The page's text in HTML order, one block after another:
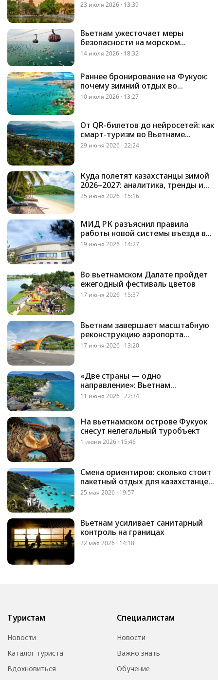
23 июля 2026 · 13:39
Вьетнам ужесточает меры
безопасности на морском
транспорте
14 июля 2026 · 18:32
Раннее бронирование на Фукуок:
почему зимний отдых во
Вьетнаме стоит планировать
10 июля 2026 · 13:27
От QR-билетов до нейросетей: как
смарт-туризм во Вьетнаме
повысил рост турпотока
29 июня 2026 · 22:24
Куда полетят казахстанцы зимой
2026–2027: аналитика, тренды и
полетные программы от Selfie
25 июня 2026 · 15:16
МИД РК разъяснил правила
работы новой системы въезда во
Вьетнам
19 июня 2026 · 14:27
Во вьетнамском Далате пройдет
ежегодный фестиваль цветов
17 июня 2026 · 15:37
Вьетнам завершает масштабную
реконструкцию аэропорта
Лиенкхыонг
17 июня 2026 · 13:20
«Две страны — одно
направление»: Вьетнам
предложил Таиланду создать
11 июня 2026 · 22:34
На вьетнамском острове Фукуок
снесут нелегальный туробъект
1 июня 2026 · 15:46
Смена ориентиров: сколько стоит
пакетный отдых для казахстанцев
в новой реальности
25 мая 2026 · 19:57
Вьетнам усиливает санитарный
контроль на границах
22 мая 2026 · 14:18
Туристам
Новости
Каталог туриста
Вдохновиться
Специалистам
Новости
Важно знать
Обучение